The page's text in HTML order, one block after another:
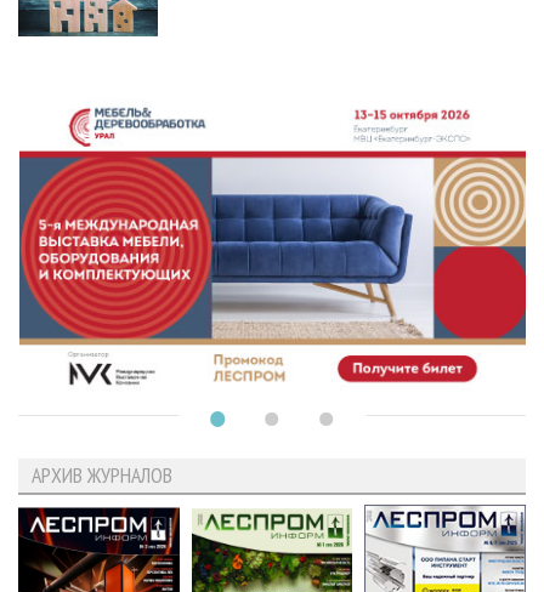
АРХИВ ЖУРНАЛОВ